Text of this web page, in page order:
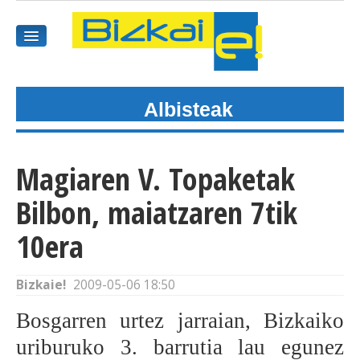
GAIAK
AGENDEA
BIDEOAK
Albisteak
Magiaren V. Topaketak
Bilbon, maiatzaren 7tik
10era
Bizkaie! 2009-05-06 18:50
Bosgarren urtez jarraian, Bizkaiko
uriburuko 3. barrutia lau egunez